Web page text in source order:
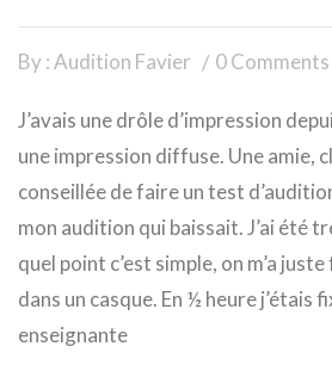
By : Audition Favier 0 Comments
J’avais une drôle d’impression
une impression diffuse. Une amie,
conseillée de faire un test
mon audition qui baissait. J’ai été
quel point c’est simple, on m’a
dans un casque. En ½ heure j’étais
enseignante